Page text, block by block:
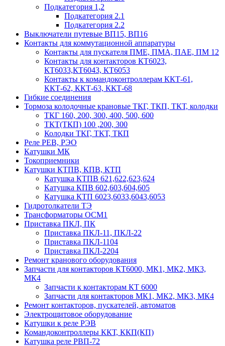
Подкатегория 1,2
Подкатегория 2.1
Подкатегория 2.2
Выключатели путевые ВП15, ВП16
Контакты для коммутационной аппаратуры
Контакты для пускателя ПМЕ, ПМА, ПАЕ, ПМ 12
Контакты для контакторов КТ6023,
КТ6033,КТ6043, КТ6053
Контакты к командоконтроллерам ККТ-61,
ККТ-62, ККТ-63, ККТ-68
Гибкие соединения
Тормоза колодочные крановые ТКГ, ТКП, ТКТ, колодки
ТКГ 160, 200, 300, 400, 500, 600
ТКТ(ТКП) 100 ,200, 300
Колодки ТКГ, ТКТ, ТКП
Реле РЕВ, РЭО
Катушки МК
Токоприемники
Катушки КТПВ, КПВ, КТП
Катушка КТПВ 621,622,623,624
Катушка КПВ 602,603,604,605
Катушка КТП 6023,6033,6043,6053
Гидротолкатели ТЭ
Трансформаторы ОСМ1
Приставка ПКЛ, ПК
Приставка ПКЛ-11, ПКЛ-22
Приставка ПКЛ-1104
Приставка ПКЛ-2204
Ремонт кранового оборудования
Запчасти для контакторов КТ6000, МК1, МК2, МК3,
МК4
Запчасти к контакторам КТ 6000
Запчасти для контакторов МК1, МК2, МК3, МК4
Ремонт контакторов, пускателей, автоматов
Электрощитовое оборудование
Катушки к реле РЭВ
Командоконтроллеры ККТ, ККП(КП)
Катушка реле РВП-72